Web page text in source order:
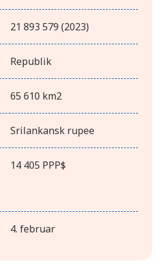
21 893 579 (2023)
Republik
65 610 km2
Srilankansk rupee
14 405 PPP$
4. februar